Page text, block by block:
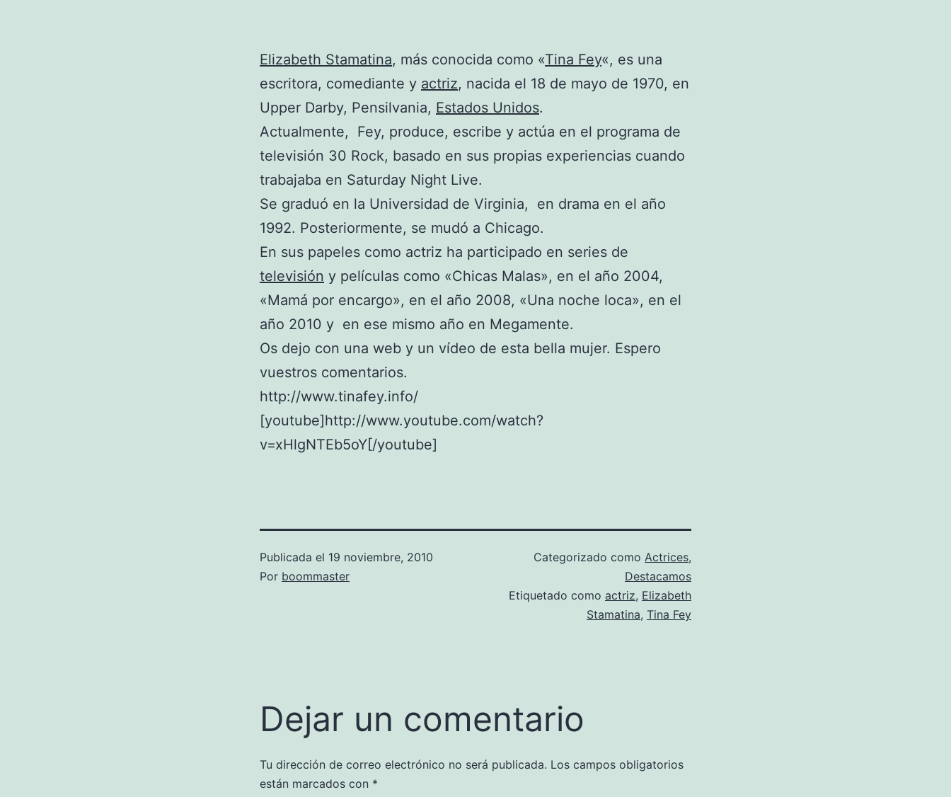
Elizabeth Stamatina, más conocida como «Tina Fey«, es una
escritora, comediante y actriz, nacida el 18 de mayo de 1970, en
Upper Darby, Pensilvania, Estados Unidos.
Actualmente, Fey, produce, escribe y actúa en el programa de
televisión 30 Rock, basado en sus propias experiencias cuando
trabajaba en Saturday Night Live.
Se graduó en la Universidad de Virginia, en drama en el año
1992. Posteriormente, se mudó a Chicago.
En sus papeles como actriz ha participado en series de
televisión y películas como «Chicas Malas», en el año 2004,
«Mamá por encargo», en el año 2008, «Una noche loca», en el
año 2010 y en ese mismo año en Megamente.
Os dejo con una web y un vídeo de esta bella mujer. Espero
vuestros comentarios.
http://www.tinafey.info/
[youtube]http://www.youtube.com/watch?
v=xHlgNTEb5oY[/youtube]
Publicada el 19 noviembre, 2010
Por boommaster
Categorizado como Actrices,
Destacamos
Etiquetado como actriz, Elizabeth
Stamatina, Tina Fey
Dejar un comentario
Tu dirección de correo electrónico no será publicada. Los campos obligatorios
están marcados con *